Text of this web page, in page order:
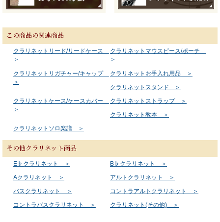
この商品の関連商品
クラリネットリード/リードケース
＞
クラリネットマウスピース/ポーチ
＞
クラリネットリガチャー/キャップ
＞
クラリネットお手入れ用品 ＞
クラリネットスタンド ＞
クラリネットケース/ケースカバー
＞
クラリネットストラップ ＞
クラリネット教本 ＞
クラリネットソロ楽譜 ＞
その他クラリネット商品
E♭クラリネット ＞
B♭クラリネット ＞
Aクラリネット ＞
アルトクラリネット ＞
バスクラリネット ＞
コントラアルトクラリネット ＞
コントラバスクラリネット ＞
クラリネット(その他) ＞